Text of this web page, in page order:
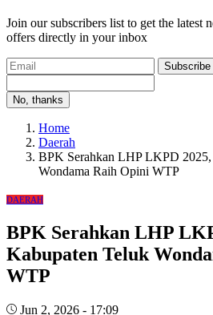
Join our subscribers list to get the latest
offers directly in your inbox
Subscribe
No, thanks
Home
Daerah
BPK Serahkan LHP LKPD
Wondama Raih Opini WTP
DAERAH
BPK Serahkan LHP
Kabupaten Teluk
WTP
Jun 2, 2026 - 17:09